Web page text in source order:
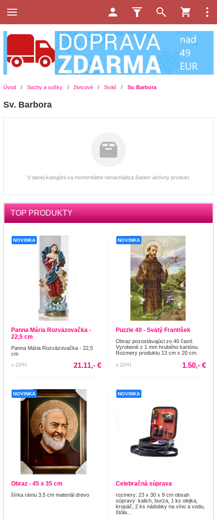
Úvod / Sochy a sošky / živicové / Svätí / Sv. Barbora
Sv. Barbora
V danej kategórii sa momentálne nenachádza žiaden aktívny produkt.
TOP PRODUKTY
NOVINKA
Panna Mária Rozväzovačka -
22,5 cm
Panna Mária Rozväzovačka - 22,5
cm
s DPH
21.11,- €
NOVINKA
Puzzle 40 - Svätý František
Obraz pozostávajúci zo 40 častí.
Vyrobené z 1 mm hrubého kartónu.
Rozmery produktu 13 cm x 20 cm.
s DPH 1.50,- €
NOVINKA
Obraz - 45 x 35 cm
šírka rámu 3,5 cm materiál drevo
NOVINKA
Celebračná súprava
rozmery: 23 x 30 x 9 cm obsah
súpravy: kalich, burza, 1 ks olejka,
kropáč, 2 ks nádobky na víno a vodu,
štóla...